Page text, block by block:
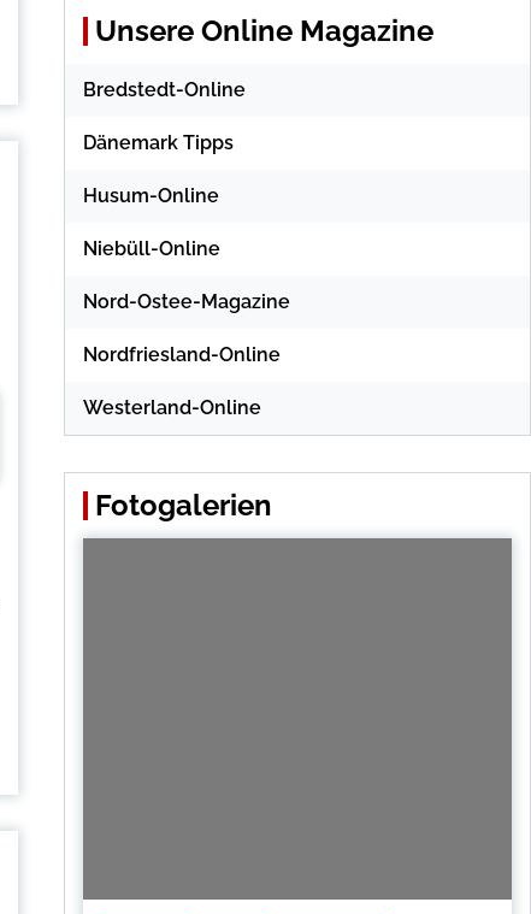
Unsere Online Magazine
Bredstedt-Online
Dänemark Tipps
Husum-Online
Niebüll-Online
Nord-Ostee-Magazine
Nordfriesland-Online
Westerland-Online
Fotogalerien